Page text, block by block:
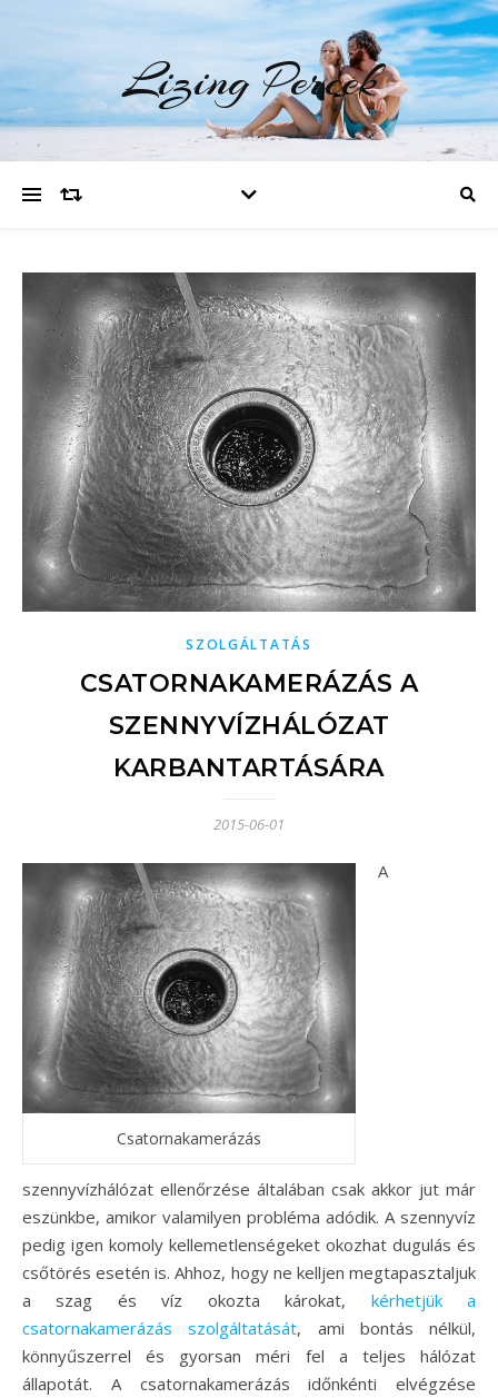
Lizing Percek
SZOLGÁLTATÁS
CSATORNAKAMERÁZÁS A
SZENNYVÍZHÁLÓZAT
KARBANTARTÁSÁRA
2015-06-01
Csatornakamerázás
A
szennyvízhálózat ellenőrzése általában csak akkor jut már
eszünkbe, amikor valamilyen probléma adódik. A szennyvíz
pedig igen komoly kellemetlenségeket okozhat dugulás és
csőtörés esetén is. Ahhoz, hogy ne kelljen megtapasztaljuk
a szag és víz okozta károkat, kérhetjük a
csatornakamerázás szolgáltatását, ami bontás nélkül,
könnyűszerrel és gyorsan méri fel a teljes hálózat
állapotát. A csatornakamerázás időnkénti elvégzése